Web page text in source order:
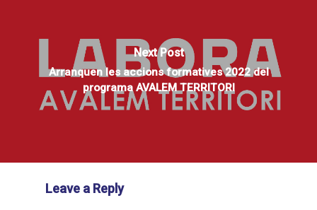
Next Post
Arranquen les accions formatives 2022 del
programa AVALEM TERRITORI
Leave a Reply